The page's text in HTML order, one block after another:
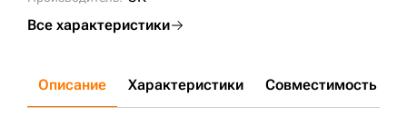
Все характеристики
Описание Характеристики Совместимость